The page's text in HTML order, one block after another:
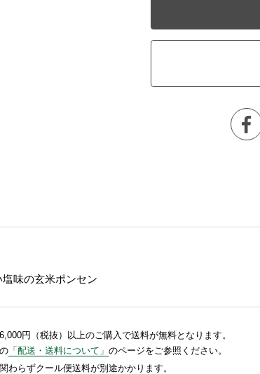
味の玄米ポンセン
円（税抜）以上のご購入で送料が無料となります。
「配送・送料について」 のページをご参照ください。
わらずクール便送料が別途かかります。